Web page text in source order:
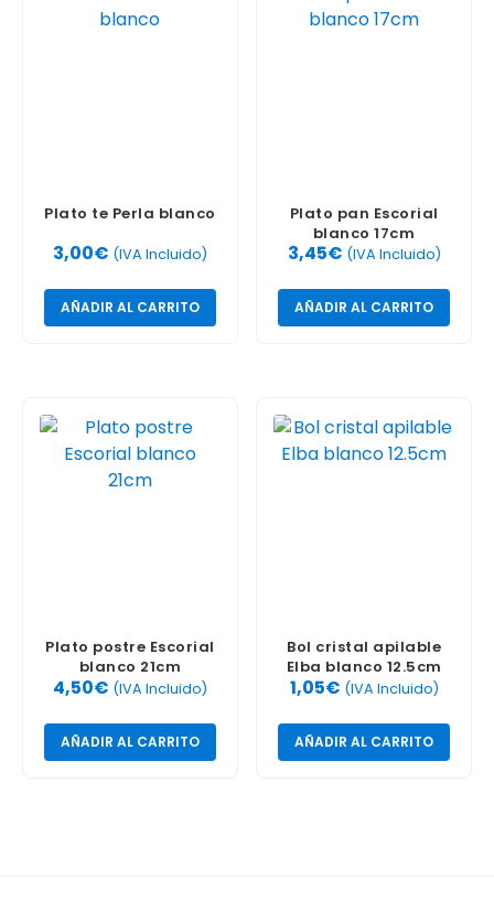
Plato te Perla blanco
3,00€ (IVA Incluido)
AÑADIR AL CARRITO
Plato pan Escorial
blanco 17cm
3,45€ (IVA Incluido)
AÑADIR AL CARRITO
Plato postre Escorial
blanco 21cm
4,50€ (IVA Incluido)
AÑADIR AL CARRITO
Bol cristal apilable
Elba blanco 12.5cm
1,05€ (IVA Incluido)
AÑADIR AL CARRITO